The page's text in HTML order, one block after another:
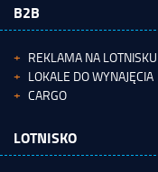
B2B
REKLAMA NA LOTNISKU
LOKALE DO WYNAJĘCIA
CARGO
LOTNISKO